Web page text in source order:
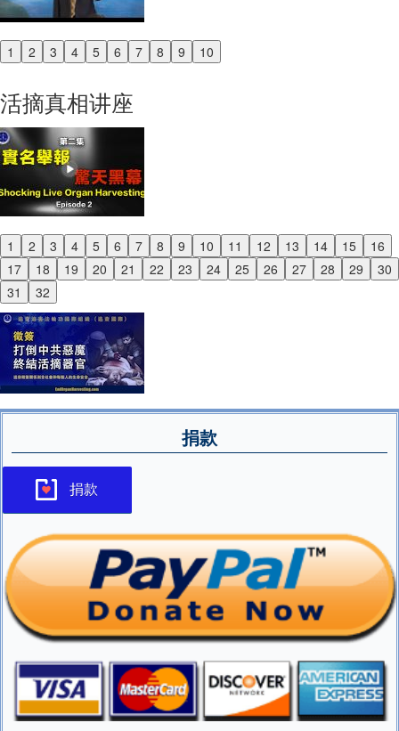
1 2 3 4 5 6 7 8 9 10
Previous
活摘真相讲座
1 2 3 4 5 6 7 8 9 10 11 12 13 14 15
16
17
18 19 20 21 22 23 24 25 26 27 28 29
30
31
32
Previous
Next
捐款
捐款